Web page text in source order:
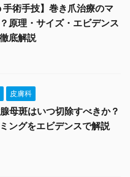
手術手技】巻き爪治療のマ
原理・サイズ・エビデンス
底解説
皮膚科
母斑はいつ切除すべきか？
ングをエビデンスで解説